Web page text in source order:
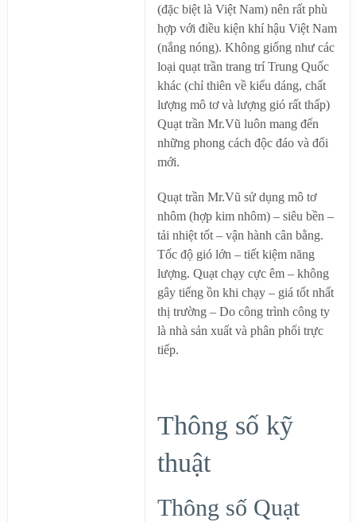
(đặc biệt là Việt Nam) nên rất phù
hợp với điều kiện khí hậu Việt Nam
(nắng nóng). Không giống như các
loại quạt trần trang trí Trung Quốc
khác (chỉ thiên về kiểu dáng, chất
lượng mô tơ và lượng gió rất thấp)
Quạt trần Mr.Vũ luôn mang đến
những phong cách độc đáo và đổi
mới.
Quạt trần Mr.Vũ sử dụng mô tơ
nhôm (hợp kim nhôm) – siêu bền –
tải nhiệt tốt – vận hành cân bằng.
Tốc độ gió lớn – tiết kiệm năng
lượng. Quạt chạy cực êm – không
gây tiếng ồn khi chạy – giá tốt nhất
thị trường – Do công trình công ty
là nhà sản xuất và phân phối trực
tiếp.
Thông số kỹ
thuật
Thông số Quạt